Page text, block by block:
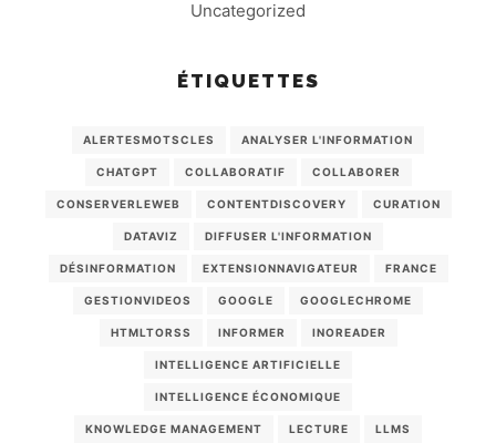
Uncategorized
ÉTIQUETTES
ALERTESMOTSCLES ANALYSER L'INFORMATION
CHATGPT COLLABORATIF COLLABORER
CONSERVERLEWEB CONTENTDISCOVERY CURATION
DATAVIZ DIFFUSER L'INFORMATION
DÉSINFORMATION EXTENSIONNAVIGATEUR FRANCE
GESTIONVIDEOS GOOGLE GOOGLECHROME
HTMLTORSS INFORMER INOREADER
INTELLIGENCE ARTIFICIELLE
INTELLIGENCE ÉCONOMIQUE
KNOWLEDGE MANAGEMENT LECTURE LLMS